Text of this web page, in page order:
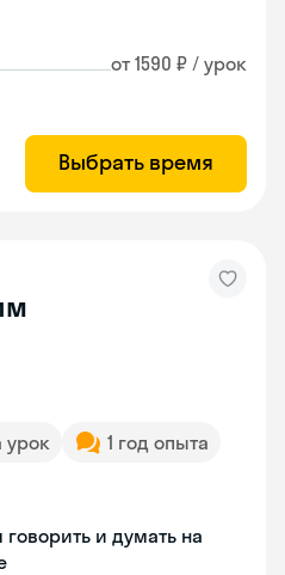
от 1590 ₽ / урок
Выбрать время
урок
1 год опыта
и думать на